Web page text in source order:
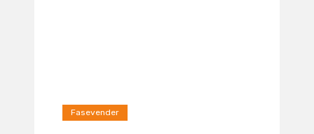
Fasevender